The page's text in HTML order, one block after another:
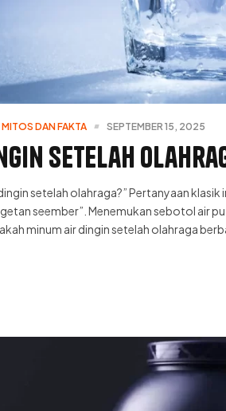
MITOS DAN FAKTA SEPTEMBER 15, 2025
Setelah
setelah olahraga?” Pertanyaan
seember”. Menemukan sebotol air
minum air dingin setelah olahraga